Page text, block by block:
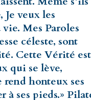
Je veux les
Mes Paroles
céleste, sont
Cette Vérité est
qui se lève,
honteux ses
à ses pieds.»